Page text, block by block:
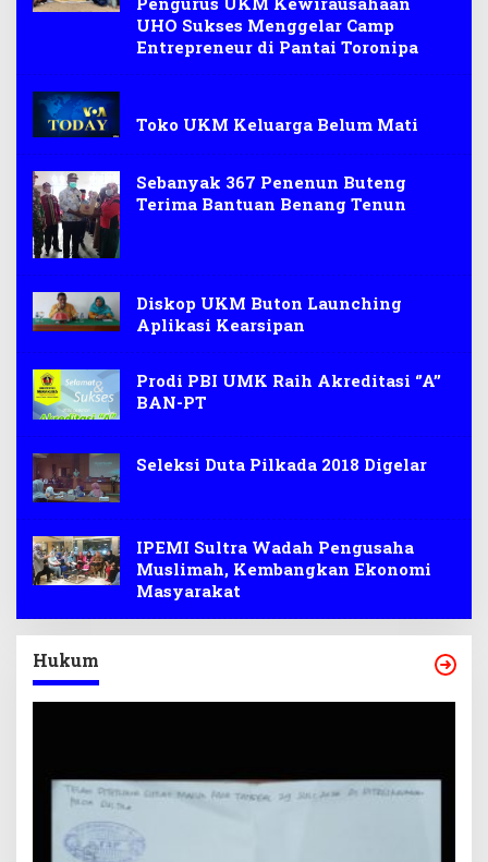
UHO Sukses Menggelar Camp
Entrepreneur di Pantai Toronipa
Toko UKM Keluarga Belum Mati
Sebanyak 367 Penenun Buteng
Terima Bantuan Benang Tenun
Diskop UKM Buton Launching
Aplikasi Kearsipan
Prodi PBI UMK Raih Akreditasi ‘’A’’
BAN-PT
Seleksi Duta Pilkada 2018 Digelar
IPEMI Sultra Wadah Pengusaha
Muslimah, Kembangkan Ekonomi
Masyarakat
Hukum